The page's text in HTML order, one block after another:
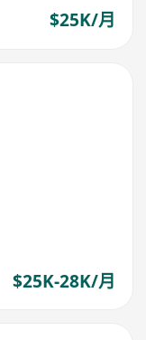
$25K/月
$25K-28K/月